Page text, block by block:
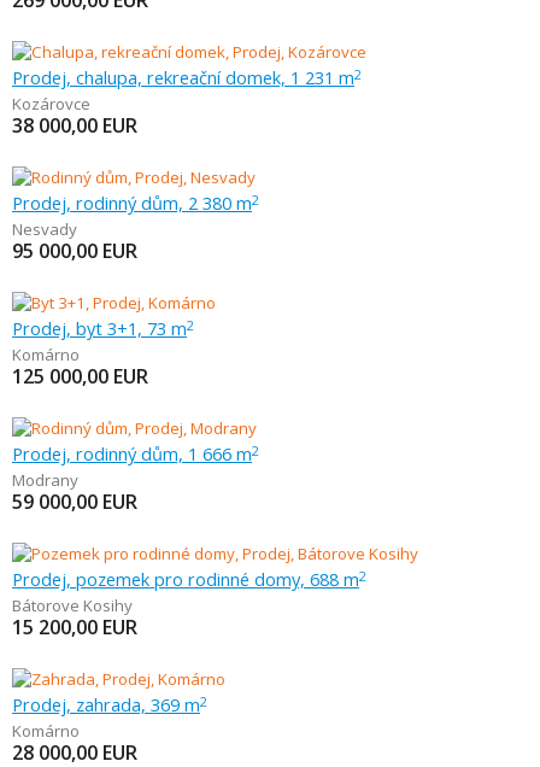
Prodej, chalupa, rekreační domek, 1 231 m2
Kozárovce
38 000,00 EUR
Prodej, rodinný dům, 2 380 m2
Nesvady
95 000,00 EUR
Prodej, byt 3+1, 73 m2
Komárno
125 000,00 EUR
Prodej, rodinný dům, 1 666 m2
Modrany
59 000,00 EUR
Prodej, pozemek pro rodinné domy, 688 m2
Bátorove Kosihy
15 200,00 EUR
Prodej, zahrada, 369 m2
Komárno
28 000,00 EUR